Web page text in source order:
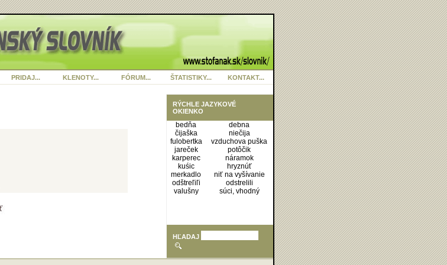
PRIDAJ... KLENOTY... FÓRUM... ŠTATISTIKY... KONTAKT...
RÝCHLE JAZYKOVÉ
OKIENKO
bedňa
debna
čijaška
niečija
fulobertka
vzduchova puška
jareček
potôčik
karperec
náramok
kuśic
hryznúť
merkadlo
niť na vyšívanie
odštreľiľi
odstrelili
valušny
súci, vhodný
HĽADAJ